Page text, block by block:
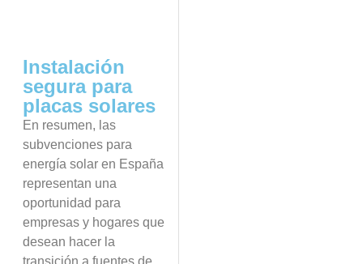
Instalación
segura para
placas solares
En resumen, las
subvenciones para
energía solar en España
representan una
oportunidad para
empresas y hogares que
desean hacer la
transición a fuentes de